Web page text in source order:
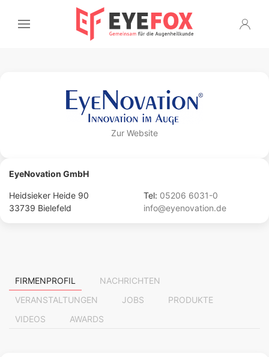
Zur Website
EyeNovation GmbH
Heidsieker Heide 90
33739 Bielefeld
Tel: 05206 6031-0
info@eyenovation.de
FIRMENPROFIL
NACHRICHTEN
VERANSTALTUNGEN
JOBS
PRODUKTE
VIDEOS
AWARDS